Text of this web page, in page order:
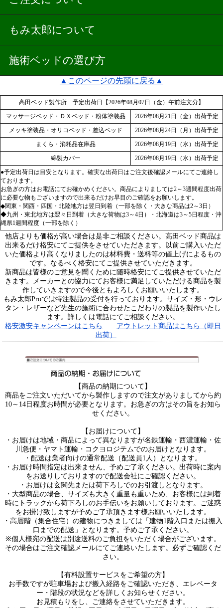
もみ太郎について
施術ベッドの選び方
▲このページの先頭に戻る▲
高田ベッド製作所 予定出荷日【2026年08月07日（金）午前注文分】
マッサージベッド・ＤＸベッド・粉体塗装品
2026年08月21日（金）出荷予定
メッキ塗装品・オリコベッド・差込ベッド
2026年08月24日（月）出荷予定
まくら・消耗品在庫品
2026年08月19日（水）出荷予定
綿製カバー
2026年08月19日（水）出荷予定
●予定出荷日は目安となります。確実な出荷日はご注文後確認メールにてご連絡し
ております。
お急ぎの方はお電話にてお確かめください。商品によりましては2～3週間程度出荷
に必要な物もございますので出来るだけお早目のご確認をお願いします。
◆関東・関西・四国・北陸地方は翌日到着（一部を除く・大きな商品は2～3日）
◆九州・東北地方は翌々日到着（大きな荷物は3～4日）・北海道は3～5日程度・沖
縄県1週間程度（一部を除く）
他店よりも価格が高い場合は是非ご相談ください。高田ベッド商品は
出来るだけ格安にてご提供をさせていただきます。以前ご購入いただ
いた価格より高くなりましたのは材料費・送料等の値上げによるもの
です。なるべく格安にてご提供させていただきます。
新商品は皆様のご意見を聞くために随時格安にてご提供させていただ
きます。メーカーとの協力にてお客様に満足していただける商品を製
作していきますので今後ともよろしくお願いいたします。
もみ太郎Proでは特注製品の受付を行っております。サイズ・形・ウレ
タン・レザーなど先生の施術に合わせたこだわりの製品を製作いたし
ます。詳しくは電話にてご相談ください。
格安激安キャンペーンはこちら
アウトレット商品はこちら（即日
出荷）
【商品の納期について】
商品をご注文いただいてから製作しますので注文がありましてから約
10～14日程度お時間が必要となります。お急ぎの方はその旨をお知ら
せください。
【お届けについて】
・お届けは地域・商品によって異なりますが名鉄運輸・西濃運輸・佐
川急便・ヤマト運輸・コクヨロジテムでのお届けとなります。
・配送は業者向けの通常配送（配送員1人）となります。
・お届け時間指定は出来ません、予めご了承ください。出荷時に案内
をお送りしておりますので配送会社にご確認ください。
・お届けは玄関先または荷下ろしでのお引渡しとなります。
・大型商品の場合、サイズも大きく重量も重いため、お客様には到着
時にトラックから荷下ろしのお手伝いをお願いしております。ご迷惑
をお掛け致しますが予めご了承頂きます様お願いいたします。
・高層階（集合住宅）の建物につきましては「建物1階入口または搬入
口までの配送」となります。予めご了承ください。
※個人様宛の配送は別途送料のご負担をいただく場合がございます。
その場合はご注文確認メールにてご連絡いたします。必ずご確認くだ
さい。
【有料設置サービスをご希望の方】
お手数ですが駐車場および搬入経路をご確認いただき、エレベータ
ー・階段の状況などを詳しくお知らせください。
お見積もりをし、ご連絡をさせていただきます。